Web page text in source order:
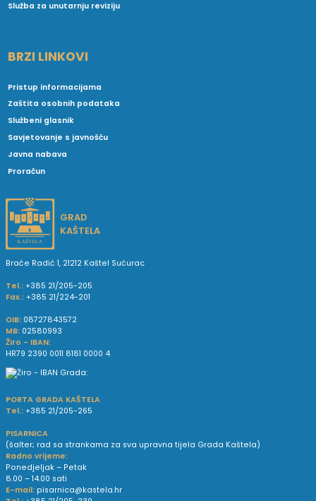
Služba za unutarnju reviziju
BRZI LINKOVI
Pristup informacijama
Zaštita osobnih podataka
Službeni glasnik
Savjetovanje s javnošću
Javna nabava
Proračun
GRAD
KAŠTELA
Braće Radić 1, 21212 Kaštel Sućurac
Tel.: +385 21/205-205
Fax.: +385 21/224-201
OIB: 08727843572
MB: 02580993
Žiro - IBAN:
HR79 2390 0011 8181 0000 4
PORTA GRADA KAŠTELA
Tel.: +385 21/205-265
PISARNICA
(šalter; rad sa strankama za sva upravna tijela Grada Kaštela)
Radno vrijeme:
Ponedjeljak – Petak
8.00 – 14.00 sati
E-mail: pisarnica@kastela.hr